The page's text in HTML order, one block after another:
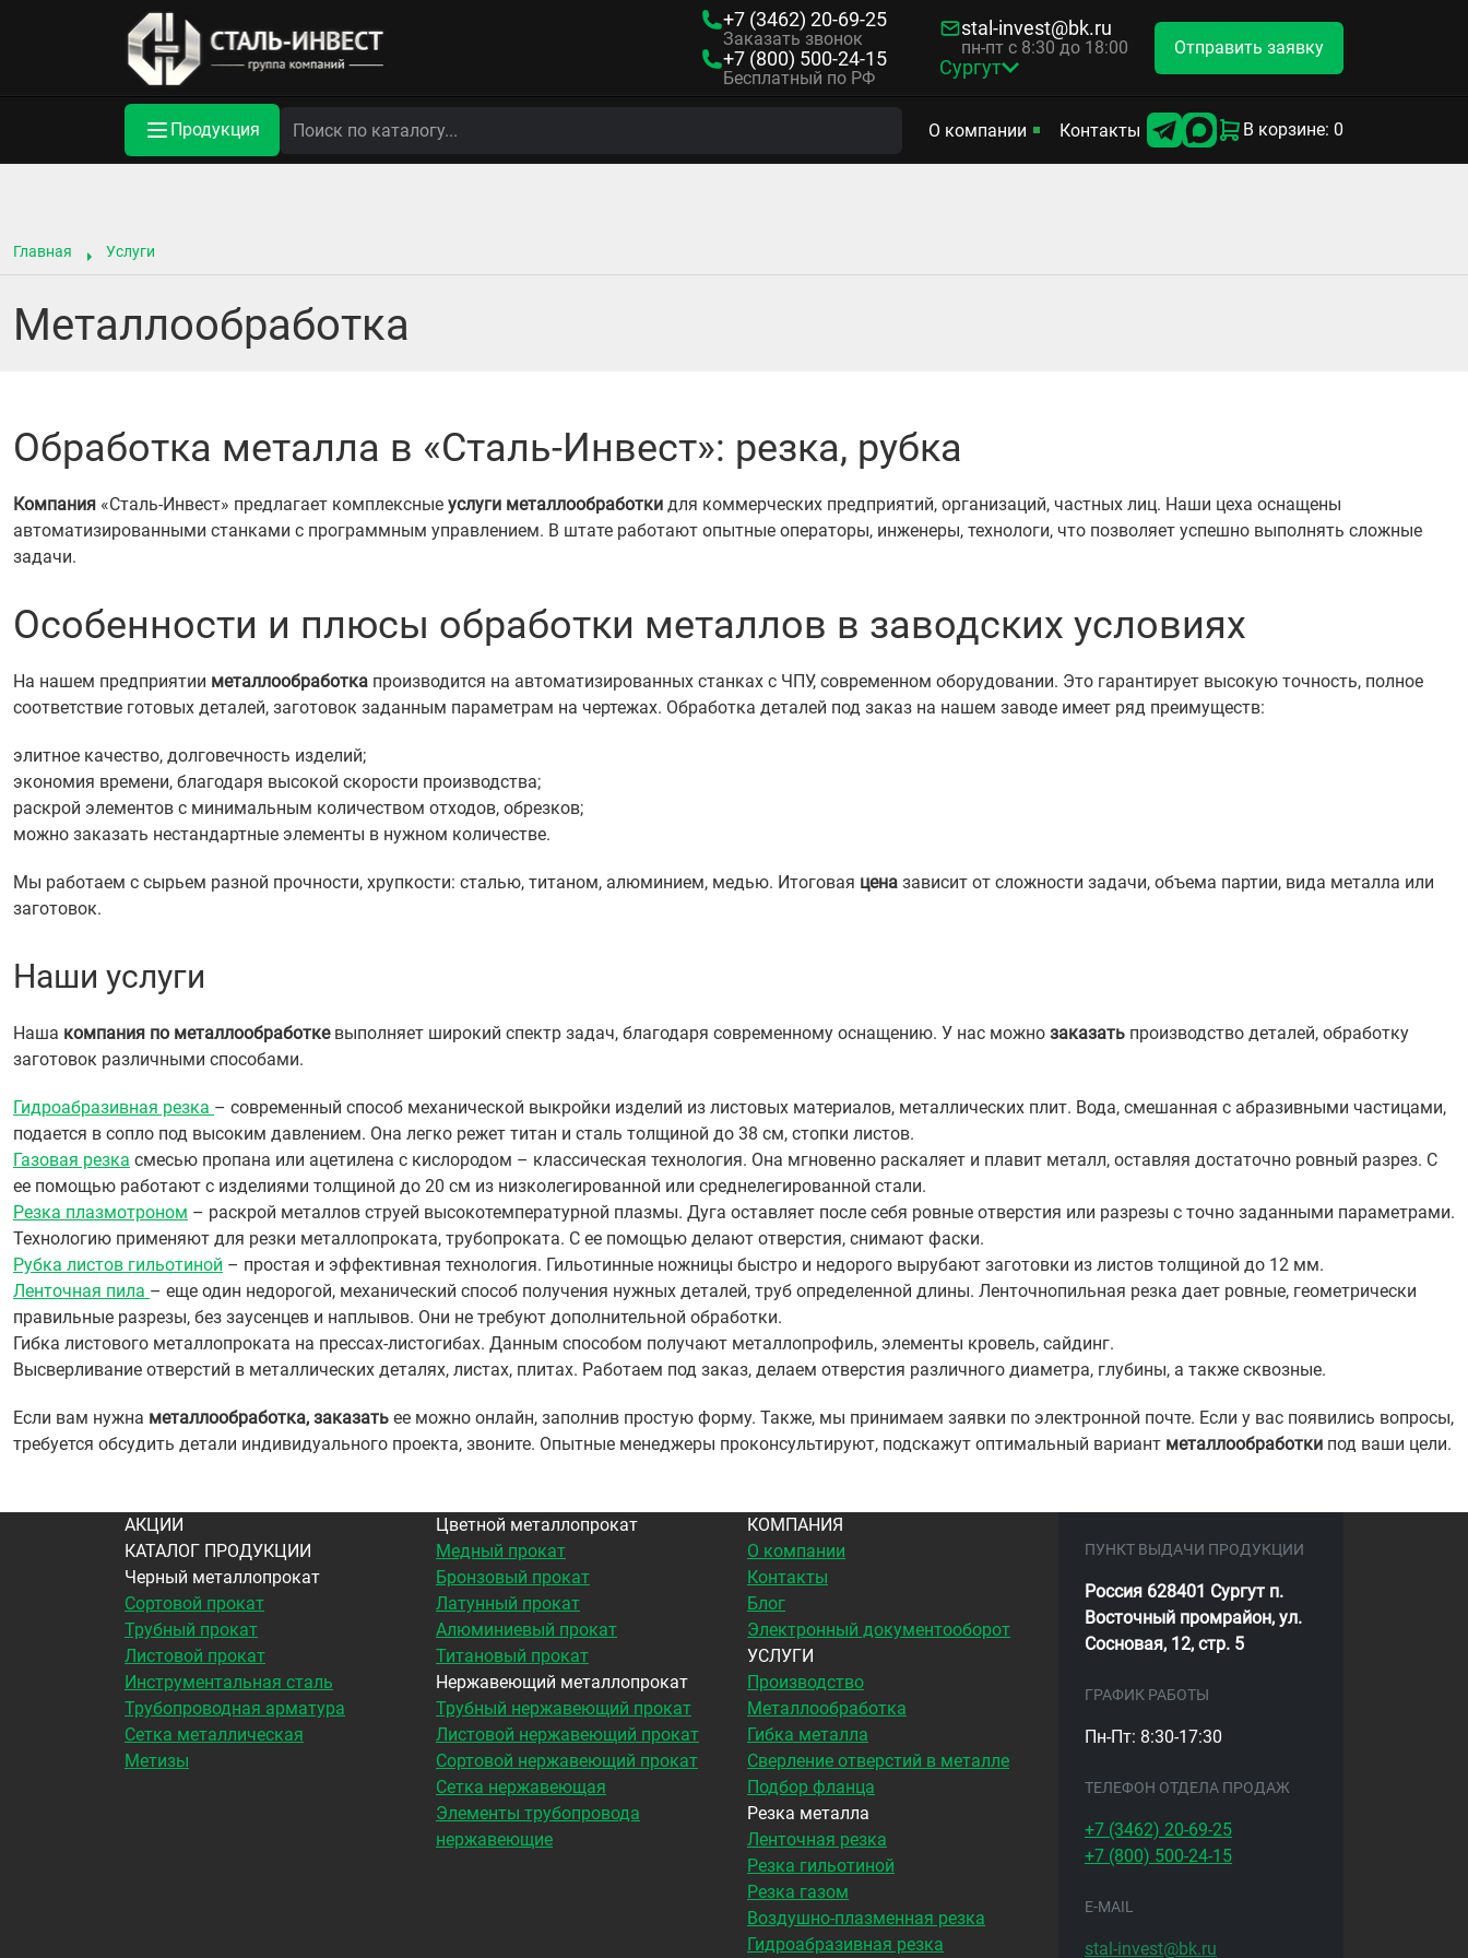
+7 (3462) 20-69-25
Заказать звонок
+7 (800) 500-24-15
Бесплатный по РФ
stal-invest@bk.ru
пн-пт с 8:30 до 18:00
Сургут
Отправить заявку
Продукция О компании Контакты В корзине: 0
Главная Услуги
Металлообработка
Обработка металла в «Сталь-Инвест»: резка, рубка
Компания «Сталь-Инвест» предлагает комплексные услуги металлообработки для коммерческих предприятий, организаций, частных лиц. Наши цеха оснащены
автоматизированными станками с программным управлением. В штате работают опытные операторы, инженеры, технологи, что позволяет успешно выполнять сложные
задачи.
Особенности и плюсы обработки металлов в заводских условиях
На нашем предприятии металлообработка производится на автоматизированных станках с ЧПУ, современном оборудовании. Это гарантирует высокую точность, полное
соответствие готовых деталей, заготовок заданным параметрам на чертежах. Обработка деталей под заказ на нашем заводе имеет ряд преимуществ:
элитное качество, долговечность изделий;
экономия времени, благодаря высокой скорости производства;
раскрой элементов с минимальным количеством отходов, обрезков;
можно заказать нестандартные элементы в нужном количестве.
Мы работаем с сырьем разной прочности, хрупкости: сталью, титаном, алюминием, медью. Итоговая цена зависит от сложности задачи, объема партии, вида металла или
заготовок.
Наши услуги
Наша компания по металлообработкевыполняет широкий спектр задач, благодаря современному оснащению. У нас можно заказать производство деталей, обработку
заготовок различными способами.
Гидроабразивная резка – современный способ механической выкройки изделий из листовых материалов, металлических плит. Вода, смешанная с абразивными частицами,
подается в сопло под высоким давлением. Она легко режет титан и сталь толщиной до 38 см, стопки листов.
Газовая резка смесью пропана или ацетилена с кислородом – классическая технология. Она мгновенно раскаляет и плавит металл, оставляя достаточно ровный разрез. С
ее помощью работают с изделиями толщиной до 20 см из низколегированной или среднелегированной стали.
Резка плазмотроном – раскрой металлов струей высокотемпературной плазмы. Дуга оставляет после себя ровные отверстия или разрезы с точно заданными параметрами.
Технологию применяют для резки металлопроката, трубопроката. С ее помощью делают отверстия, снимают фаски.
Рубка листов гильотиной – простая и эффективная технология. Гильотинные ножницы быстро и недорого вырубают заготовки из листов толщиной до 12 мм.
Ленточная пила – еще один недорогой, механический способ получения нужных деталей, труб определенной длины. Ленточнопильная резка дает ровные, геометрически
правильные разрезы, без заусенцев и наплывов. Они не требуют дополнительной обработки.
Гибка листового металлопроката на прессах-листогибах. Данным способом получают металлопрофиль, элементы кровель, сайдинг.
Высверливание отверстий в металлических деталях, листах, плитах. Работаем под заказ, делаем отверстия различного диаметра, глубины, а также сквозные.
Если вам нужна металлообработка, заказать ее можно онлайн, заполнив простую форму. Также, мы принимаем заявки по электронной почте. Если у вас появились вопросы,
требуется обсудить детали индивидуального проекта, звоните. Опытные менеджеры проконсультируют, подскажут оптимальный вариант металлообработки под ваши цели.
АКЦИИ
КАТАЛОГ ПРОДУКЦИИ
Черный металлопрокат
Сортовой прокат
Трубный прокат
Листовой прокат
Инструментальная сталь
Трубопроводная арматура
Сетка металлическая
Метизы
Цветной металлопрокат
Медный прокат
Бронзовый прокат
Латунный прокат
Алюминиевый прокат
Титановый прокат
Нержавеющий металлопрокат
Трубный нержавеющий прокат
Листовой нержавеющий прокат
Сортовой нержавеющий прокат
Сетка нержавеющая
Элементы трубопровода
нержавеющие
КОМПАНИЯ
О компании
Контакты
Блог
Электронный документооборот
УСЛУГИ
Производство
Металлообработка
Гибка металла
Сверление отверстий в металле
Подбор фланца
Резка металла
Ленточная резка
Резка гильотиной
Резка газом
Воздушно-плазменная резка
Гидроабразивная резка
ПУНКТ ВЫДАЧИ ПРОДУКЦИИ
Россия 628401 Сургут п.
Восточный промрайон, ул.
Сосновая, 12, стр. 5
ГРАФИК РАБОТЫ
Пн-Пт: 8:30-17:30
ТЕЛЕФОН ОТДЕЛА ПРОДАЖ
+7 (3462) 20-69-25
+7 (800) 500-24-15
E-MAIL
stal-invest@bk.ru